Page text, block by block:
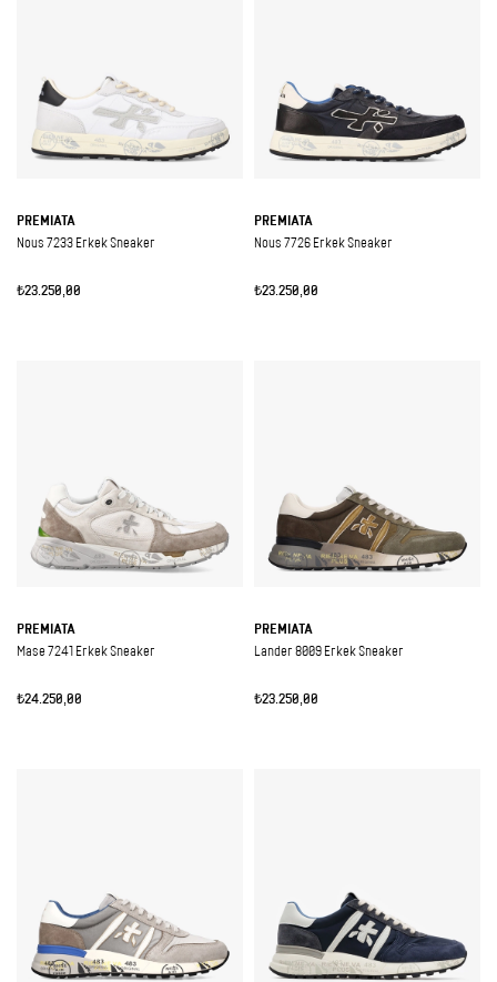
PREMIATA
Nous 7233 Erkek Sneaker
₺23.250,00
PREMIATA
Nous 7726 Erkek Sneaker
₺23.250,00
PREMIATA
Mase 7241 Erkek Sneaker
₺24.250,00
PREMIATA
Lander 8009 Erkek Sneaker
₺23.250,00